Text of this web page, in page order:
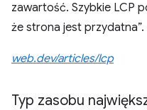
zawartość. Szybkie LCP
że strona jest przydatna”.
web.dev/articles/lcp
Typ zasobu